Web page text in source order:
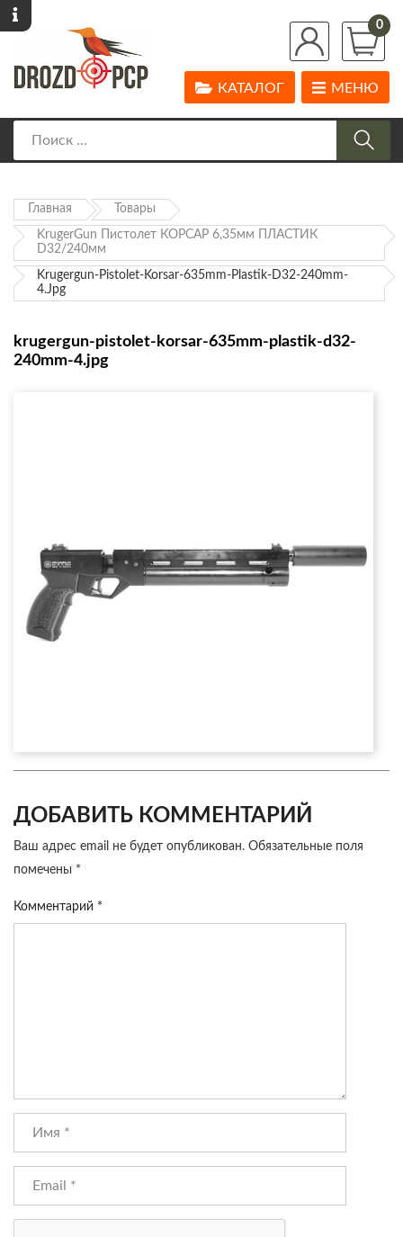
0
МЕНЮ
КАТАЛОГ
Главная Товары
KrugerGun Пистолет КОРСАР 6,35мм ПЛАСТИК
D32/240мм
Krugergun-Pistolet-Korsar-635mm-Plastik-D32-240mm-
4.jpg
krugergun-pistolet-korsar-635mm-plastik-d32-
240mm-4.jpg
ДОБАВИТЬ КОММЕНТАРИЙ
Ваш адрес email не будет опубликован. Обязательные поля
помечены *
Комментарий *